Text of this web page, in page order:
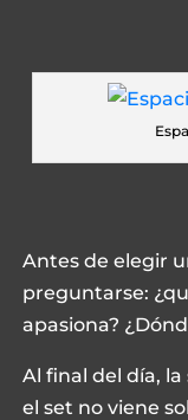
Antes de elegir
preguntarse:
apasiona?
Al final del día,
el set no viene